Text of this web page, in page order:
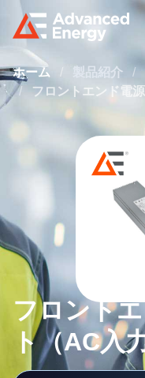
ホーム / 製品紹介 /
/
フロントエンド電
フロント
ト（AC入